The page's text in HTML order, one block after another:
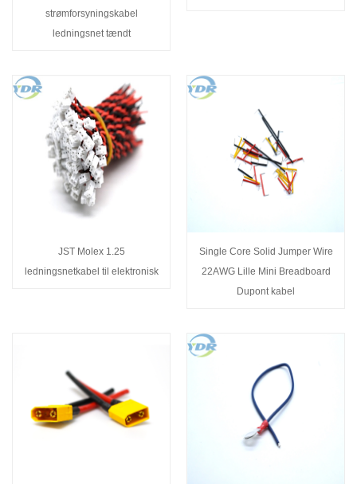
strømforsyningskabel
ledningsnet tændt
JST Molex 1.25
ledningsnetkabel til elektronisk
Single Core Solid Jumper Wire
22AWG Lille Mini Breadboard
Dupont kabel